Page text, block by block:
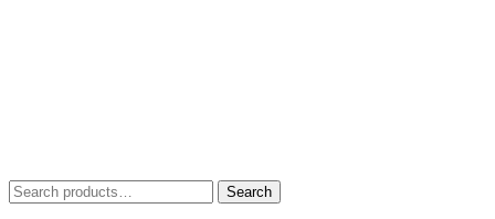
Search
for:
Search